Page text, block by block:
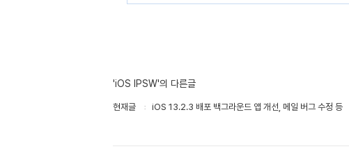
'iOS IPSW'의 다른글
현재글 iOS 13.2.3 배포 백그라운드 앱 개선, 메일 버그 수정 등